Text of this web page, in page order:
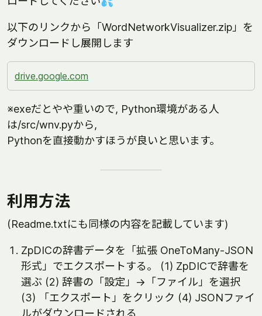
以下のリンクから「WordNetworkVisualizer.zip」を
ダウンロードし展開します
drive.google.com
※exeだとやや重いので, Python環境がある人
は/src/wnv.pyから,
Pythonを直接動かすほうが良いと思います。
利用方法
(Readme.txtにも同様の内容を記載しています)
ZpDICの辞書データを「拡張 OneToMany-JSON
形式」でエクスポートする。 (1) ZpDICで辞書を
選ぶ (2) 辞書の「設定」→「ファイル」を選択
(3) 「エクスポート」をクリック (4) JSONファイ
ルがダウンロードされる